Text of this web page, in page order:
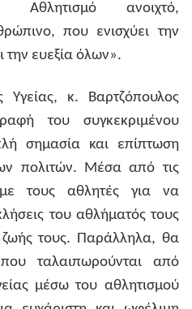
Αθλητισμό ανοιχτό,
που ενισχύει την
την ευεξία όλων».
κ. Βαρτζόπουλος
του συγκεκριμένου
σημασία και επίπτωση
πολιτών. Μέσα από τις
τους αθλητές για να
του αθλήματός τους
ζωής τους. Παράλληλα, θα
ταλαιπωρούνται από
μέσω του αθλητισμού